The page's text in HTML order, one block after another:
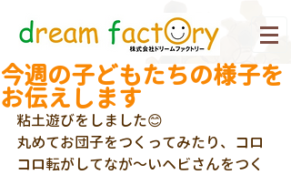
今週の子どもたちの様子を
お伝えします
粘土遊びをしました😊
丸めてお団子をつくってみたり、コロ
コロ転がしてなが～いヘビさんをつく